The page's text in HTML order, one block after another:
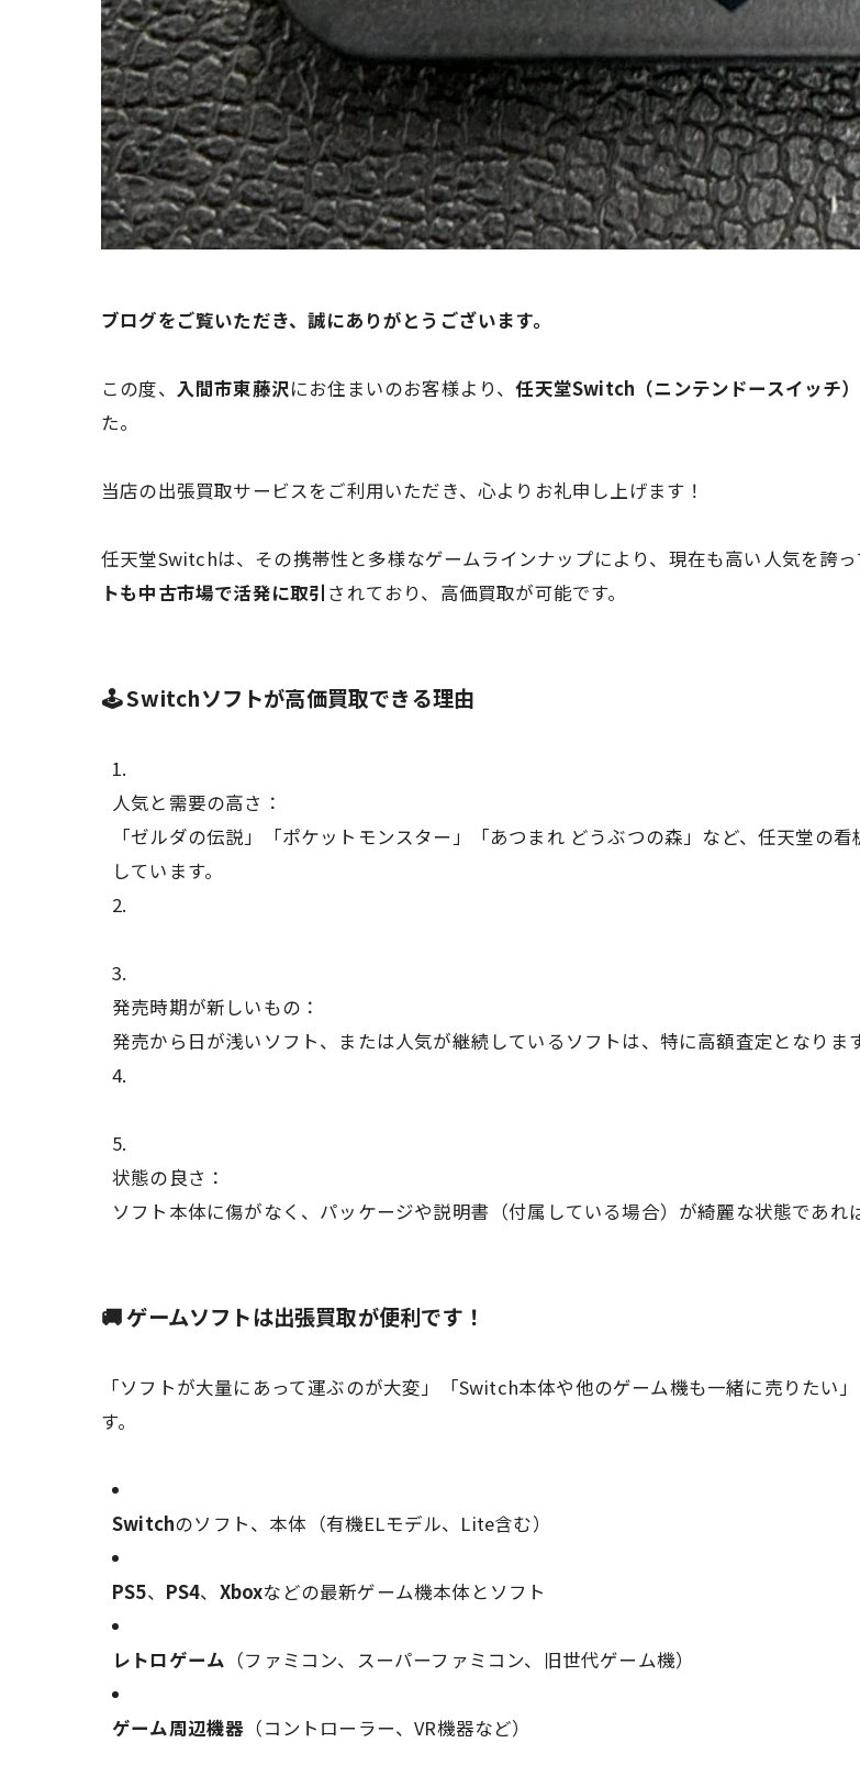
ブログをご覧いただき、誠にありがとうございます。
この度、 入間市東藤沢にお住まいのお客様より、任天堂Switch（ニンテンドースイッチ
た。
当店の出張買取サービスをご利用いただき、心よりお礼申し上げます！
任天堂Switchは、その携帯性と多様なゲームラインナップにより、現在も高い人気を誇
トも中古市場で活発に取引 されており、高価買取が可能です。
🕹️ Switchソフトが高価買取できる理由
人気と需要の高さ：
「ゼルダの伝説」「ポケットモンスター」「あつまれ どうぶつの森」など、任天堂の
しています。
発売時期が新しいもの：
発売から日が浅いソフト、または人気が継続しているソフトは、特に高額査定となります
状態の良さ：
ソフト本体に傷がなく、パッケージや説明書（付属している場合）が綺麗な状態であれ
🚚 ゲームソフトは出張買取が便利です！
「ソフトが大量にあって運ぶのが大変」「Switch本体や他のゲーム機も一緒に売りたい
す。
Switchのソフト、本体（有機ELモデル、Lite含む）
PS5、 PS4、 Xboxなどの最新ゲーム機本体とソフト
レトロゲーム （ファミコン、スーパーファミコン、旧世代ゲーム機）
ゲーム周辺機器 （コントローラー、VR機器など）